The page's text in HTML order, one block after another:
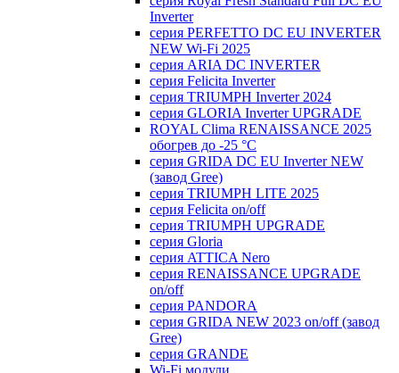
Inverter
серия PERFETTO DC EU INVERTER
NEW Wi-Fi 2025
серия ARIA DC INVERTER
серия Felicita Inverter
серия TRIUMPH Inverter 2024
серия GLORIA Inverter UPGRADE
ROYAL Clima RENAISSANCE 2025
обогрев до -25 °С
серия GRIDA DC EU Inverter NEW
(завод Gree)
серия TRIUMPH LITE 2025
серия Felicita on/off
серия TRIUMPH UPGRADE
серия Gloria
серия ATTICA Nero
серия RENAISSANCE UPGRADE
on/off
серия PANDORA
серия GRIDA NEW 2023 on/off (завод
Gree)
серия GRANDE
Wi-Fi модули